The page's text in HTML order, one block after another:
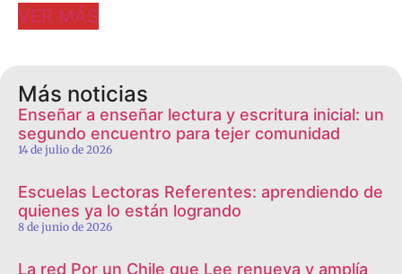
VER MÁS
Más noticias
Enseñar a enseñar lectura y escritura inicial: un
segundo encuentro para tejer comunidad
14 de julio de 2026
Escuelas Lectoras Referentes: aprendiendo de
quienes ya lo están logrando
8 de junio de 2026
La red Por un Chile que Lee renueva y amplía